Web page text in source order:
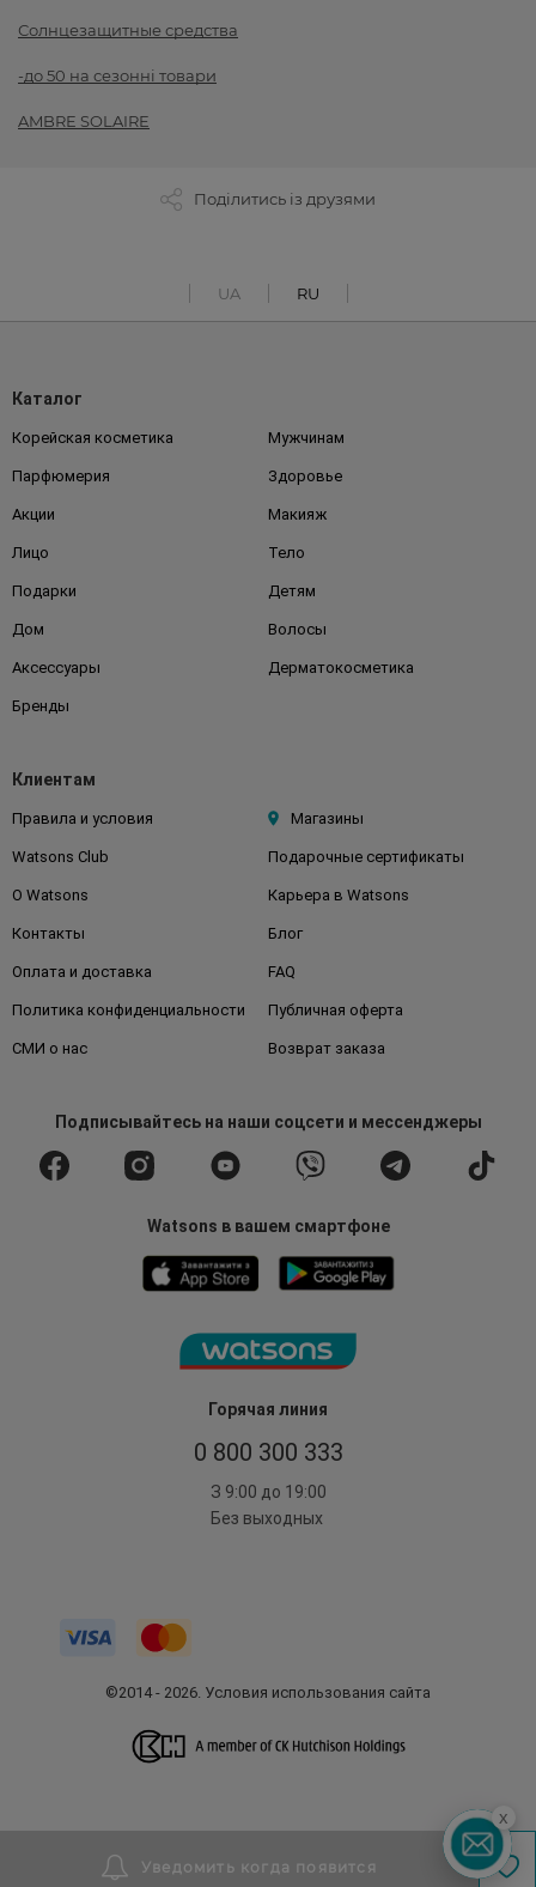
Солнцезащитные средства
-до 50 на сезонні товари
AMBRE SOLAIRE
Поділитись із друзями
UA RU
Горячая линия
0 800 300 333
З 9:00 до 19:00
Без выходных
Каталог
Корейская косметика Мужчинам
Парфюмерия Здоровье
Акции Макияж
Лицо Тело
Подарки Детям
Дом Волосы
Аксессуары Дерматокосметика
Бренды
Клиентам
Правила и условия Магазины
Watsons Club Подарочные сертификаты
О Watsons Карьера в Watsons
Контакты Блог
Оплата и доставка FAQ
Политика конфиденциальности Публичная оферта
СМИ о нас Возврат заказа
Подписывайтесьна наши соцсети и мессенджеры
Watsons в вашем смартфоне
©2014 - 2026. Условия использования сайта
x